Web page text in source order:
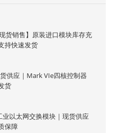
现货销售】原装进口模块库存充
持快速发货
货供应｜Mark VIe四核控制器
货
业以太网交换模块｜现货供应
保障